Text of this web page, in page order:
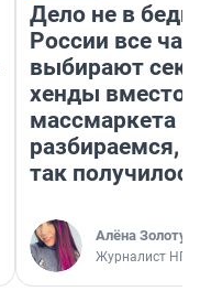
Дело не в
России все
выбирают
хенды вместо
массмаркета —
разбираемся,
так
Алёна
Журналист НГС